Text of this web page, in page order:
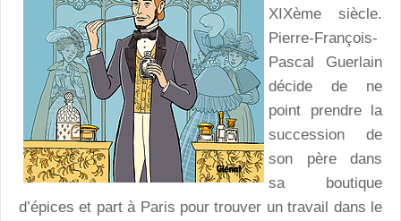
XIXème siècle.
Pierre-François-
Pascal Guerlain
décide de ne
point prendre la
succession de
son père dans
sa boutique
d’épices et part à Paris pour trouver un travail dans le